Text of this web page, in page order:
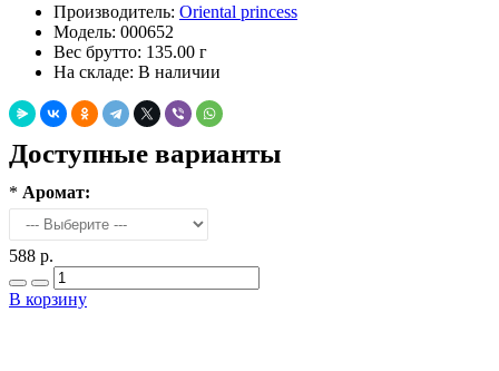
Производитель: Oriental princess
Модель: 000652
Вес брутто: 135.00 г
На складе: В наличии
Доступные варианты
* Аромат:
588 р.
В корзину